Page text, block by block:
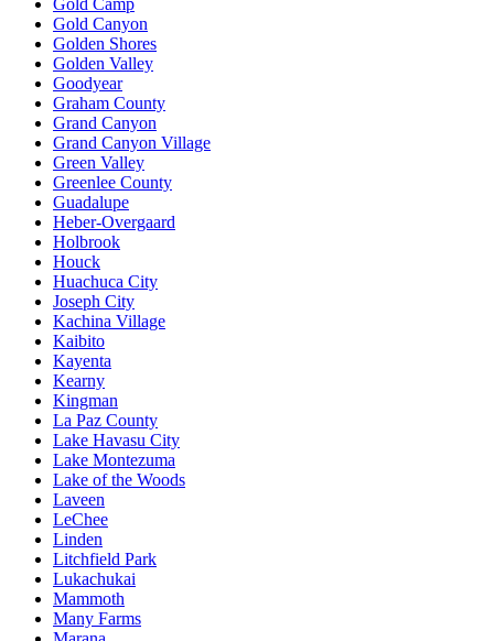
Gold Canyon
Golden Shores
Golden Valley
Goodyear
Graham County
Grand Canyon
Grand Canyon Village
Green Valley
Greenlee County
Guadalupe
Heber-Overgaard
Holbrook
Houck
Huachuca City
Joseph City
Kachina Village
Kaibito
Kayenta
Kearny
Kingman
La Paz County
Lake Havasu City
Lake Montezuma
Lake of the Woods
Laveen
LeChee
Linden
Litchfield Park
Lukachukai
Mammoth
Many Farms